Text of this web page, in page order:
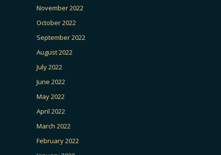
November 2022
October 2022
September 2022
August 2022
July 2022
June 2022
May 2022
April 2022
March 2022
February 2022